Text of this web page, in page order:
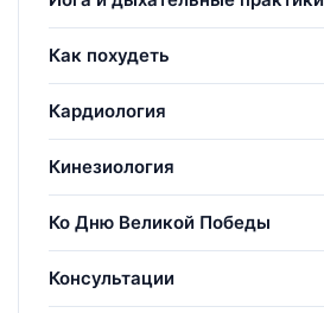
Как похудеть
Кардиология
Кинезиология
Ко Дню Великой Победы
Консультации